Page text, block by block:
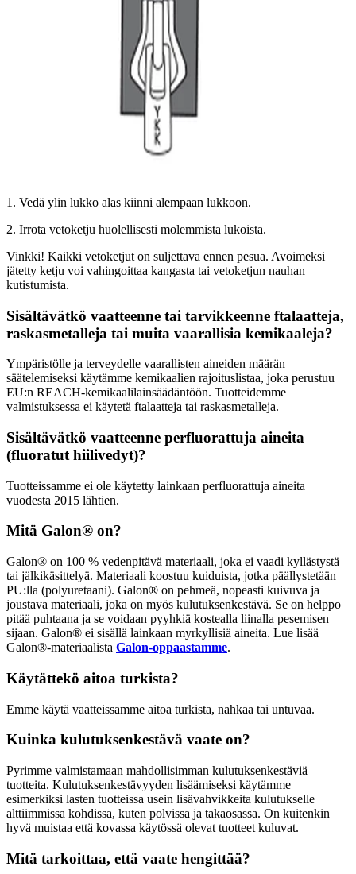
1. Vedä ylin lukko alas kiinni alempaan lukkoon.
2. Irrota vetoketju huolellisesti molemmista lukoista.
Vinkki! Kaikki vetoketjut on suljettava ennen pesua. Avoimeksi
jätetty ketju voi vahingoittaa kangasta tai vetoketjun nauhan
kutistumista.
Sisältävätkö vaatteenne tai tarvikkeenne ftalaatteja,
raskasmetalleja tai muita vaarallisia kemikaaleja?
Ympäristölle ja terveydelle vaarallisten aineiden määrän
säätelemiseksi käytämme kemikaalien rajoituslistaa, joka perustuu
EU:n REACH-kemikaalilainsäädäntöön. Tuotteidemme
valmistuksessa ei käytetä ftalaatteja tai raskasmetalleja.
Sisältävätkö vaatteenne perfluorattuja aineita
(fluoratut hiilivedyt)?
Tuotteissamme ei ole käytetty lainkaan perfluorattuja aineita
vuodesta 2015 lähtien.
Mitä Galon® on?
Galon® on 100 % vedenpitävä materiaali, joka ei vaadi kyllästystä
tai jälkikäsittelyä. Materiaali koostuu kuiduista, jotka päällystetään
PU:lla (polyuretaani). Galon® on pehmeä, nopeasti kuivuva ja
joustava materiaali, joka on myös kulutuksenkestävä. Se on helppo
pitää puhtaana ja se voidaan pyyhkiä kostealla liinalla pesemisen
sijaan. Galon® ei sisällä lainkaan myrkyllisiä aineita. Lue lisää
Galon®-materiaalista Galon-oppaastamme.
Käytättekö aitoa turkista?
Emme käytä vaatteissamme aitoa turkista, nahkaa tai untuvaa.
Kuinka kulutuksenkestävä vaate on?
Pyrimme valmistamaan mahdollisimman kulutuksenkestäviä
tuotteita. Kulutuksenkestävyyden lisäämiseksi käytämme
esimerkiksi lasten tuotteissa usein lisävahvikkeita kulutukselle
alttiimmissa kohdissa, kuten polvissa ja takaosassa. On kuitenkin
hyvä muistaa että kovassa käytössä olevat tuotteet kuluvat.
Mitä tarkoittaa, että vaate hengittää?